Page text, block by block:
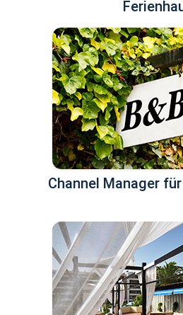
Channel Manager